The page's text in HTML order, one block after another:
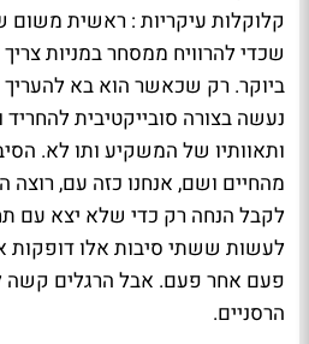
קלוקלות עיקריות : ראשית משום
שכדי להרוויח ממסחר במניות צריך
ביוקר. רק שכאשר הוא בא להעריך
נעשה בצורה סובייקטיבית
ותאוותיו של המשקיע ותו לא.
מהחיים ושם, אנחנו כזה עם, רוצה
לקבל הנחה רק כדי שלא יצא עם
לעשות ששתי סיבות אלו
פעם אחר פעם. אבל הרגלים קשה
הרסניים.